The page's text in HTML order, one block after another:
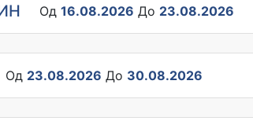
Од 16.08.2026 До 23.08.2026
Од 23.08.2026 До 30.08.2026